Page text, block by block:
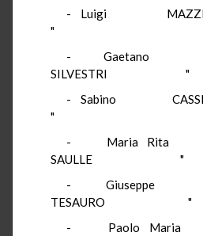
- Luigi
"
-
SILVESTRI "
- Sabino
"
-
SAULLE "
-
TESAURO "
- Paolo